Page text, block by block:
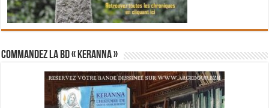
Commandez la BD « Keranna »